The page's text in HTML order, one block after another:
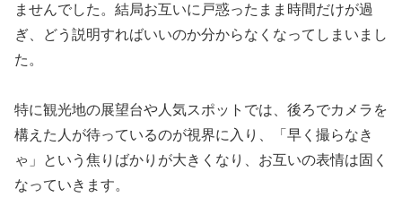
ませんでした。結局お互いに戸惑ったまま時間だけが過
ぎ、どう説明すればいいのか分からなくなってしまいまし
た。
特に観光地の展望台や人気スポットでは、後ろでカメラを
構えた人が待っているのが視界に入り、「早く撮らなき
ゃ」という焦りばかりが大きくなり、お互いの表情は固く
なっていきます。